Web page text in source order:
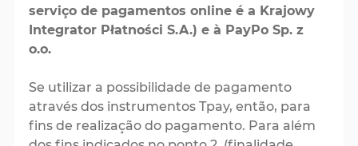
serviço de pagamentos online é a Krajowy
Integrator Płatności S.A.) e à PayPo Sp. z
o.o.
Se utilizar a possibilidade de pagamento
através dos instrumentos Tpay, então, para
fins de realização do pagamento. Para além